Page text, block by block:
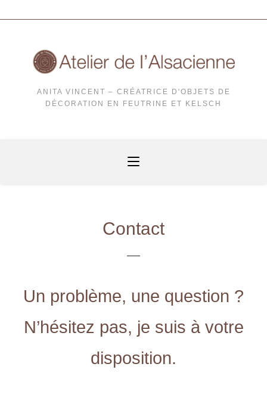
ANITA VINCENT – CRÉATRICE D'OBJETS DE
DÉCORATION EN FEUTRINE ET KELSCH
Contact
Un problème, une question ?
N’hésitez pas, je suis à votre
disposition.